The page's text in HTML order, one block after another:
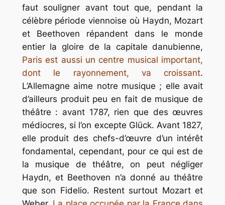
faut souligner avant tout que, pendant la
célèbre période viennoise où Haydn, Mozart
et Beethoven répandent dans le monde
entier la gloire de la capitale danubienne,
Paris est aussi un centre musical important,
dont le rayonnement, va croissant.
L’Allemagne aime notre musique ; elle avait
d’ailleurs produit peu en fait de musique de
théâtre : avant 1787, rien que des œuvres
médiocres, si l’on excepte Glück. Avant 1827,
elle produit des chefs-d’œuvre d’un intérêt
fondamental, cependant, pour ce qui est de
la musique de théâtre, on peut négliger
Haydn, et Beethoven n’a donné au théâtre
que son Fidelio. Restent surtout Mozart et